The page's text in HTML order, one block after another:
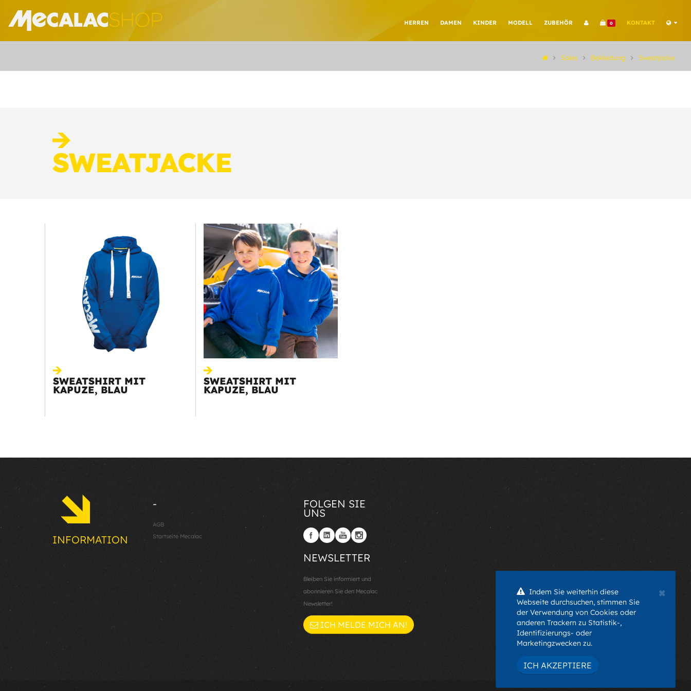
HERREN DAMEN KINDER MODELL ZUBEHÖR 0 KONTAKT
Sales Bekleidung Sweatjacke
SWEATJACKE
SWEATSHIRT MIT
KAPUZE, BLAU
SWEATSHIRT MIT
KAPUZE, BLAU
INFORMATION
-
AGB
Startseite Mecalac
FOLGEN SIE
UNS
NEWSLETTER
Bleiben Sie informiert und
abonnieren Sie den Mecalac
Newsletter!
ICH MELDE MICH AN!
×
Indem Sie weiterhin diese
Webseite durchsuchen, stimmen Sie
der Verwendung von Cookies oder
anderen Trackern zu Statistik-,
Identifizierungs- oder
Marketingzwecken zu.
ICH AKZEPTIERE